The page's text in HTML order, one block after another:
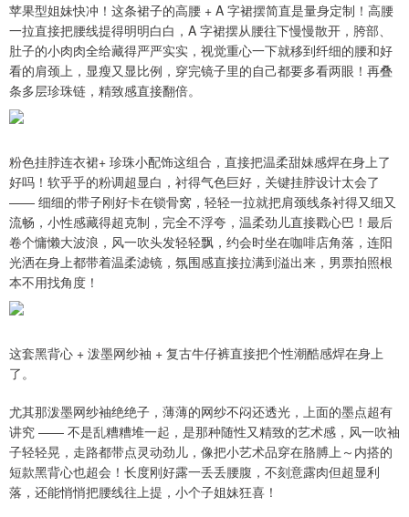
苹果型姐妹快冲！这条裙子的高腰 + A 字裙摆简直是量身定制！高腰
一拉直接把腰线提得明明白白，A 字裙摆从腰往下慢慢散开，胯部、
肚子的小肉肉全给藏得严严实实，视觉重心一下就移到纤细的腰和好
看的肩颈上，显瘦又显比例，穿完镜子里的自己都要多看两眼！再叠
条多层珍珠链，精致感直接翻倍。
粉色挂脖连衣裙+ 珍珠小配饰这组合，直接把温柔甜妹感焊在身上了
好吗！软乎乎的粉调超显白，衬得气色巨好，关键挂脖设计太会了
—— 细细的带子刚好卡在锁骨窝，轻轻一拉就把肩颈线条衬得又细又
流畅，小性感藏得超克制，完全不浮夸，温柔劲儿直接戳心巴！最后
卷个慵懒大波浪，风一吹头发轻轻飘，约会时坐在咖啡店角落，连阳
光洒在身上都带着温柔滤镜，氛围感直接拉满到溢出来，男票拍照根
本不用找角度！
这套黑背心 + 泼墨网纱袖 + 复古牛仔裤直接把个性潮酷感焊在身上
了。
尤其那泼墨网纱袖绝绝子，薄薄的网纱不闷还透光，上面的墨点超有
讲究 —— 不是乱糟糟堆一起，是那种随性又精致的艺术感，风一吹袖
子轻轻晃，走路都带点灵动劲儿，像把小艺术品穿在胳膊上～内搭的
短款黑背心也超会！长度刚好露一丢丢腰腹，不刻意露肉但超显利
落，还能悄悄把腰线往上提，小个子姐妹狂喜！